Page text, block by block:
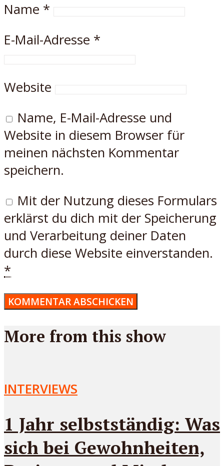
Name *
E-Mail-Adresse *
Website
Name, E-Mail-Adresse und
Website in diesem Browser für
meinen nächsten Kommentar
speichern.
Mit der Nutzung dieses Formulars
erklärst du dich mit der Speicherung
und Verarbeitung deiner Daten
durch diese Website einverstanden.
*
More from this show
INTERVIEWS
1 Jahr selbstständig: Was
sich bei Gewohnheiten,